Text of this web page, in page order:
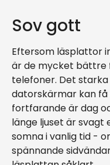
Sov gott
Eftersom läsplattor
är de mycket bättre
telefoner. Det
datorskärmar kan
fortfarande är dag
länge ljuset är
somna i vanlig tid -
spännande